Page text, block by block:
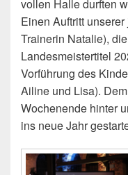
vollen Halle durften
Einen Auftritt
Trainerin Natalie),
Landesmeistertitel
Vorführung des
Ailine und Lisa).
Wochenende hinter
ins neue Jahr